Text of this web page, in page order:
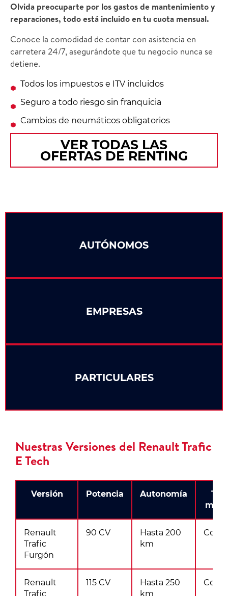
Olvida preocuparte por los gastos de mantenimiento y
reparaciones, todo está incluido en tu cuota mensual.
Conoce la comodidad de contar con asistencia en
carretera 24/7, asegurándote que tu negocio nunca se
detiene.
Todos los impuestos e ITV incluidos
Seguro a todo riesgo sin franquicia
Cambios de neumáticos obligatorios
VER TODAS LAS
OFERTAS DE RENTING
PARTICULARES
AUTÓNOMOS
EMPRESAS
Nuestras Versiones del Renault Trafic
E Tech
Versión Potencia Autonomía
Renault
Trafic
Furgón
90 CV
Hasta 200
km
Renault
Trafic
115 CV
Hasta 250
km